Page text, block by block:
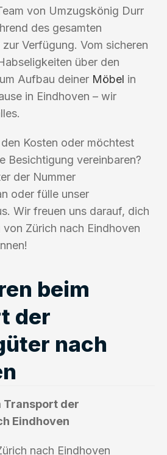
von Umzugskönig Durr
des gesamten
Verfügung. Vom sicheren
über den
Aufbau deiner Möbel in
in Eindhoven – wir
Kosten oder möchtest
Besichtigung vereinbaren?
der Nummer
oder fülle unser
Wir freuen uns darauf, dich
Zürich nach Eindhoven
beim
der
nach
Transport der
Eindhoven
nach Eindhoven